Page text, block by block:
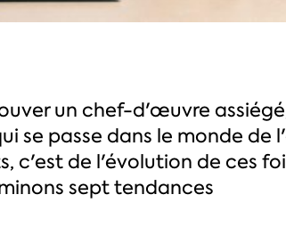
un chef-d'œuvre
se passe dans le monde de
c'est de l'évolution de ces
sept tendances